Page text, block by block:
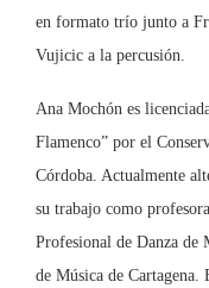
en formato trío junto a
Vujicic a la percusión.
Ana Mochón es
Flamenco” por el
Córdoba. Actualmente
su trabajo como
Profesional de Danza de
de Música de